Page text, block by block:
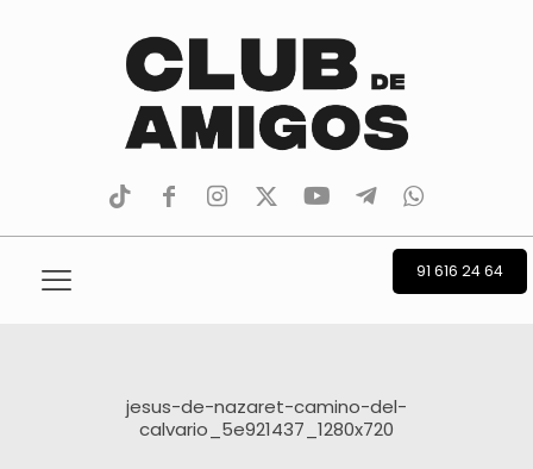
tiktokfacebookinstagram
TwitterYoutubeTelegramwhatsapp
91 616 24 64
jesus-de-nazaret-camino-del-
calvario_5e921437_1280x720